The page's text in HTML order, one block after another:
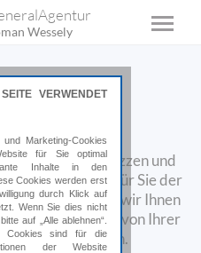
Wessely
und
Damit für Sie der
entsteht, bieten wir Ihnen
Polizzen direkt von Ihrer
schicken zu lassen.
VERWENDET
Marketing-Cookies
für Sie optimal
Inhalte in den
Cookies werden erst
durch Klick auf
Wenn Sie dies nicht
auf „Alle ablehnen“.
Cookies sind für die
der Website